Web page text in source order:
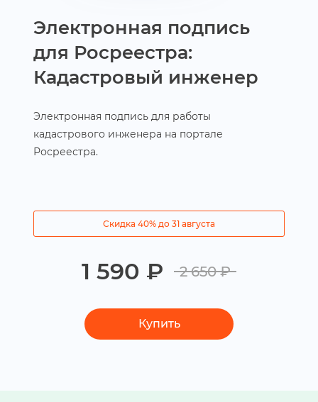
Электронная подпись
для Росреестра:
Кадастровый инженер
Электронная подпись для работы
кадастрового инженера на портале
Росреестра.
1 590 ₽ 2 650 ₽
Скидка 40% до 31 августа
Купить